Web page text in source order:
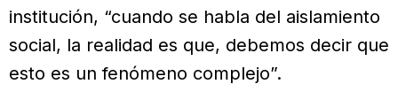
institución, “cuando se habla del aislamiento
social, la realidad es que, debemos decir que
esto es un fenómeno complejo”.